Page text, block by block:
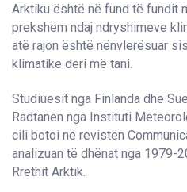
Arktiku është në fund të fundit
prekshëm ndaj ndryshimeve
atë rajon është nënvlerësuar
klimatike deri më tani.
Studiuesit nga Finlanda dhe
Radtanen nga Instituti
cili botoi në revistën
analizuan të dhënat nga 1979-
Rrethit Arktik.